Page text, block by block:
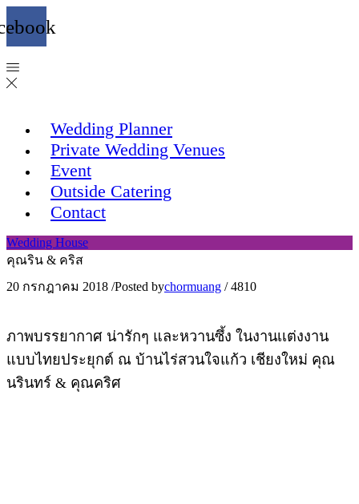
Wedding Planner
Private Wedding Venues
Event
Outside Catering
Contact
Wedding House
คุณริน & คริส
20 กรกฎาคม 2018 /Posted bychormuang / 4810
ภาพบรรยากาศ น่ารักๆ และหวานซึ้ง ในงานเเต่งงาน
แบบไทยประยุกต์ ณ บ้านไร่สวนใจแก้ว เชียงใหม่ คุณ
นรินทร์ & คุณคริศ